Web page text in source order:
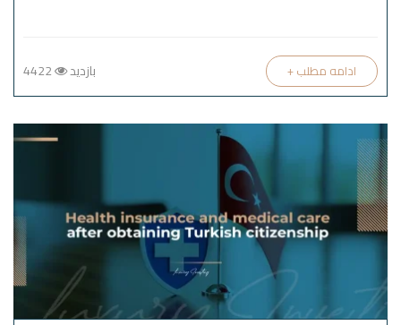
بازدید + ادامه مطلب